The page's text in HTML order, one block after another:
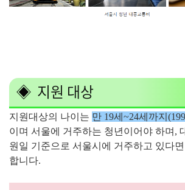
◈ 지원 대상
지원대상의 나이는 만 19세~24세까지
이며 서울에 거주하는 청년이어야 하며,
원일 기준으로 서울시에 거주하고 있다
합니다.